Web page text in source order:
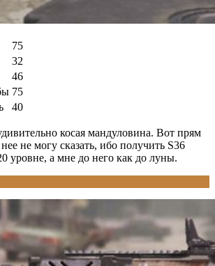
75
32
46
75
40
косая мандуловина. Вот прям
не могу сказать, ибо получить S36
уровне, а мне до него как до луны.